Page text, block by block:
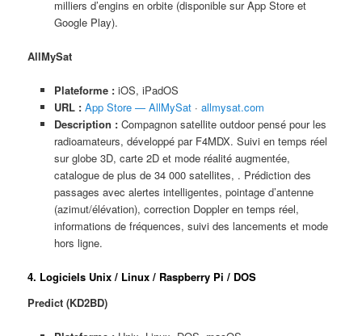
milliers d’engins en orbite (disponible sur App Store et
Google Play).
AllMySat
Plateforme :iOS, iPadOS
URL : App Store — AllMySat· allmysat.com
Description :Compagnon satellite outdoor pensé pour les
radioamateurs, développé par F4MDX. Suivi en temps réel
sur globe 3D, carte 2D et mode réalité augmentée,
catalogue de plus de 34 000 satellites, . Prédiction des
passages avec alertes intelligentes, pointage d’antenne
(azimut/élévation), correction Doppler en temps réel,
informations de fréquences, suivi des lancements et mode
hors ligne.
4. Logiciels Unix / Linux / Raspberry Pi / DOS
Predict (KD2BD)